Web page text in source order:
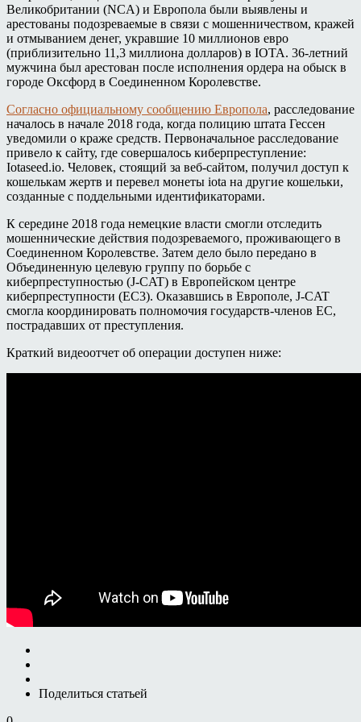
Великобритании (NCA) и Европола были выявлены и
арестованы подозреваемые в связи с мошенничеством, кражей
и отмыванием денег, укравшие 10 миллионов евро
(приблизительно 11,3 миллиона долларов) в IOTA. 36-летний
мужчина был арестован после исполнения ордера на обыск в
городе Оксфорд в Соединенном Королевстве.
Согласно официальному сообщению Европола, расследование
началось в начале 2018 года, когда полицию штата Гессен
уведомили о краже средств. Первоначальное расследование
привело к сайту, где совершалось киберпреступление:
Iotaseed.io. Человек, стоящий за веб-сайтом, получил доступ к
кошелькам жертв и перевел монеты iota на другие кошельки,
созданные с поддельными идентификаторами.
К середине 2018 года немецкие власти смогли отследить
мошеннические действия подозреваемого, проживающего в
Соединенном Королевстве. Затем дело было передано в
Объединенную целевую группу по борьбе с
киберпреступностью (J-CAT) в Европейском центре
киберпреступности (EC3). Оказавшись в Европоле, J-CAT
смогла координировать полномочия государств-членов ЕС,
пострадавших от преступления.
Краткий видеоотчет об операции доступен ниже:
Поделиться статьей